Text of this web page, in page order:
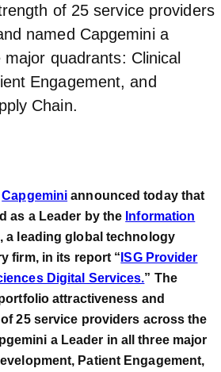
of 25 service providers
named Capgemini a
quadrants: Clinical
Engagement, and
Chain.
Capgemini announced today that
as a Leader by the Information
a leading global technology
firm, in its report “ ISG Provider
Digital Services.” The
attractiveness and
25 service providers across the
a Leader in all three major
Patient Engagement,